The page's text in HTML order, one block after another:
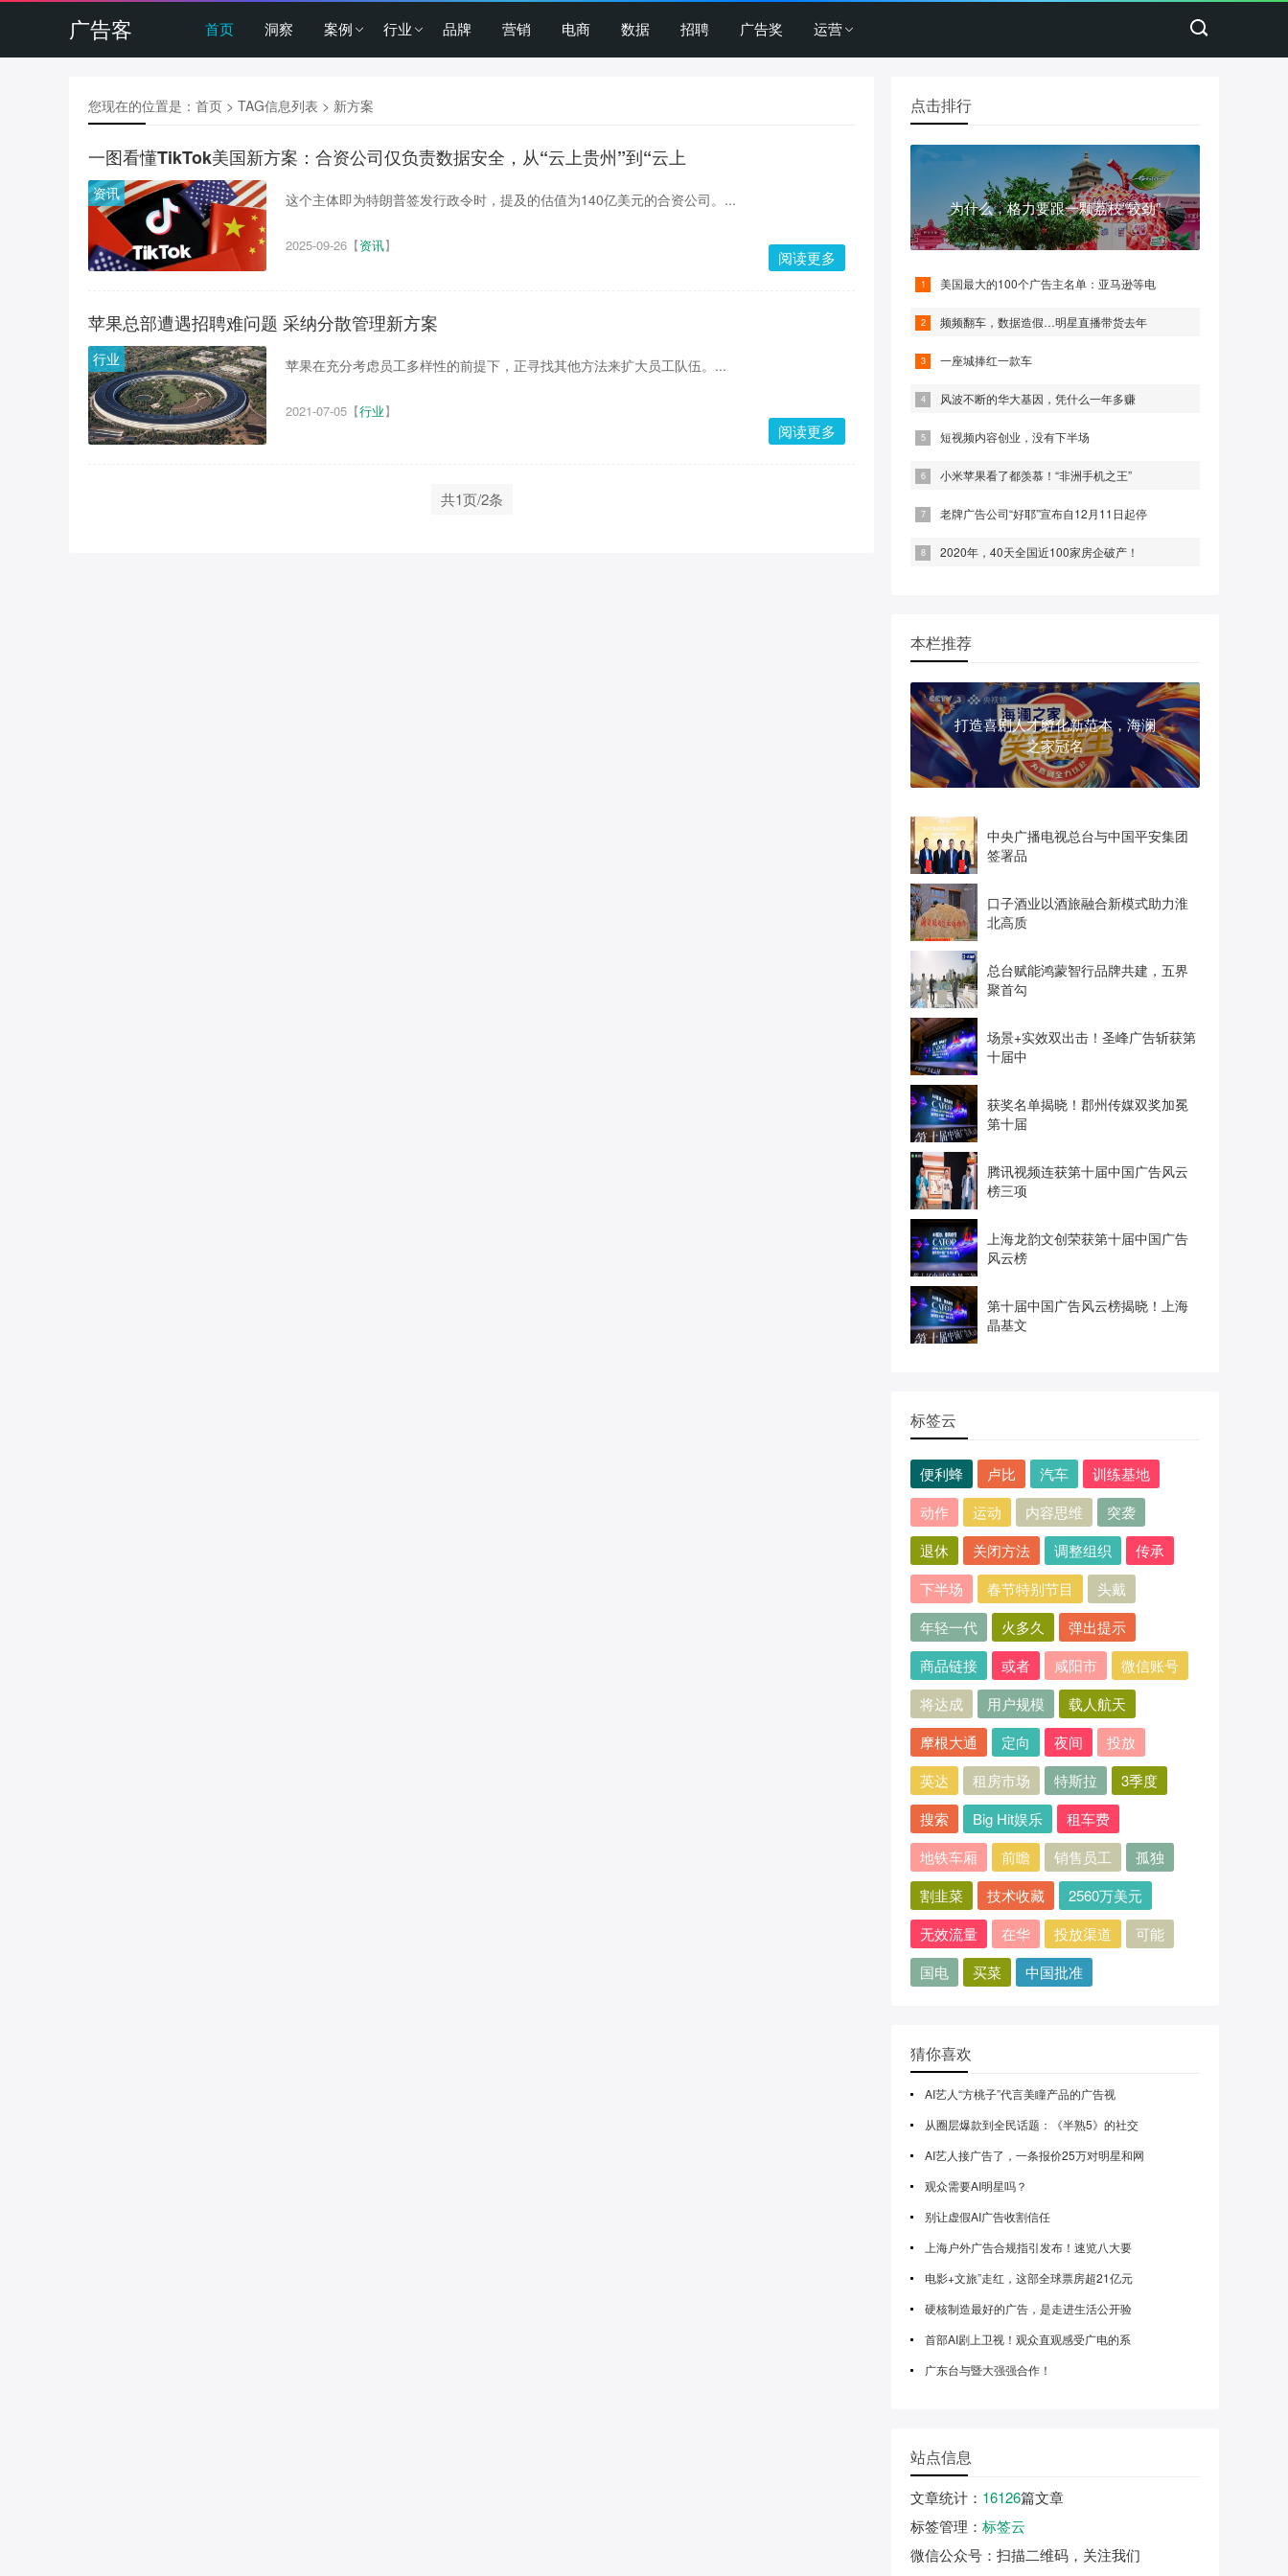
广告客 首页 洞察 案例 行业 品牌 营销 电商 数据 招聘 广告奖 运营
您现在的位置是： 首页 > TAG信息列表 > 新方案
一图看懂TikTok美国新方案：合资公司仅负责数据安全，从“云上贵州”到“云上
资讯 这个主体即为特朗普签发行政令时，提及的估值为140亿美元的合资公司。...
2025-09-26【资讯】
阅读更多
苹果总部遭遇招聘难问题 采纳分散管理新方案
行业 苹果在充分考虑员工多样性的前提下，正寻找其他方法来扩大员工队伍。...
2021-07-05【行业】
阅读更多
共1页/2条
点击排行
为什么，格力要跟一颗荔枝“较劲”
美国最大的100个广告主名单：亚马逊等电
频频翻车，数据造假…明星直播带货去年
一座城捧红一款车
风波不断的华大基因，凭什么一年多赚
短视频内容创业，没有下半场
小米苹果看了都羡慕！“非洲手机之王”
老牌广告公司“好耶”宣布自12月11日起停
2020年，40天全国近100家房企破产！
本栏推荐
打造喜剧人才孵化新范本，海澜
之家冠名
中央广播电视总台与中国平安集团
签署品
口子酒业以酒旅融合新模式助力淮
北高质
总台赋能鸿蒙智行品牌共建，五界
聚首勾
场景+实效双出击！圣峰广告斩获第
十届中
获奖名单揭晓！郡州传媒双奖加冕
第十届
腾讯视频连获第十届中国广告风云
榜三项
上海龙韵文创荣获第十届中国广告
风云榜
第十届中国广告风云榜揭晓！上海
晶基文
标签云
便利蜂 卢比 汽车
训练基地
动作
运动 内容思维
突袭
退休
关闭方法 调整组织
传承
下半场
春节特别节目
头戴
年轻一代
火多久
弹出提示
商品链接
或者 咸阳市
微信账号
将达成
用户规模
载人航天
摩根大通
定向 夜间
投放
英达
租房市场 特斯拉
3季度
搜索
Big Hit娱乐
租车费
地铁车厢
前瞻 销售员工
孤独
割韭菜
技术收藏
2560万美元
无效流量
在华 投放渠道
可能
国电
买菜 中国批准
猜你喜欢
AI艺人“方桃子”代言美瞳产品的广告视
从圈层爆款到全民话题：《半熟5》的社交
AI艺人接广告了，一条报价25万对明星和网
观众需要AI明星吗？
别让虚假AI广告收割信任
上海户外广告合规指引发布！速览八大要
电影+文旅”走红，这部全球票房超21亿元
硬核制造最好的广告，是走进生活公开验
首部AI剧上卫视！观众直观感受广电的系
广东台与暨大强强合作！
站点信息
文章统计 ： 16126篇文章
标签管理 ： 标签云
微信公众号 ：扫描二维码，关注我们